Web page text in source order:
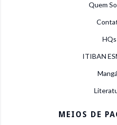
Quem
HQs
ITIBAN
MEIOS DE